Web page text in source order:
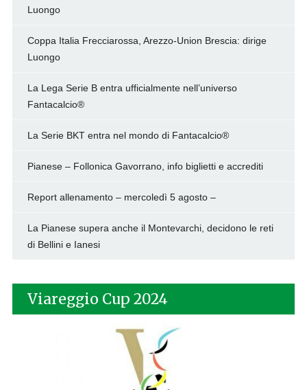
Luongo
Coppa Italia Frecciarossa, Arezzo-Union Brescia: dirige
Luongo
La Lega Serie B entra ufficialmente nell’universo
Fantacalcio®
La Serie BKT entra nel mondo di Fantacalcio®
Pianese – Follonica Gavorrano, info biglietti e accrediti
Report allenamento – mercoledì 5 agosto –
La Pianese supera anche il Montevarchi, decidono le reti
di Bellini e Ianesi
Viareggio Cup 2024